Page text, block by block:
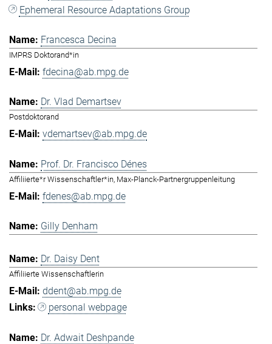
Ephemeral Resource Adaptations Group
Francesca Decina
IMPRS Doktorand*in
fdecina@ab.mpg.de
Dr. Vlad Demartsev
Postdoktorand
vdemartsev@ab.mpg.de
Prof. Dr. Francisco Dénes
Affiliierte*r Wissenschaftler*in, Max-Planck-Partnergruppenleitung
fdenes@ab.mpg.de
Gilly Denham
Dr. Daisy Dent
Affiliierte Wissenschaftlerin
ddent@ab.mpg.de
personal webpage
Dr. Adwait Deshpande